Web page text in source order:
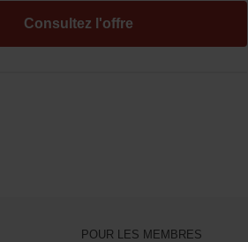
Consultezl'offre
POURLESMEMBRES